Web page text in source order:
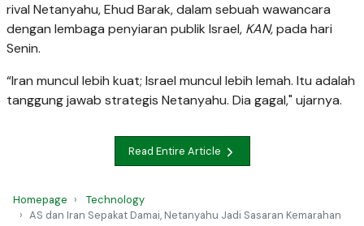
rival Netanyahu, Ehud Barak, dalam sebuah wawancara
dengan lembaga penyiaran publik Israel, KAN,pada hari
Senin.
“Iran muncul lebih kuat; Israel muncul lebih lemah. Itu adalah
tanggung jawab strategis Netanyahu. Dia gagal," ujarnya.
Read Entire Article
Homepage
Technology
AS dan Iran Sepakat Damai, Netanyahu Jadi Sasaran Kemarahan